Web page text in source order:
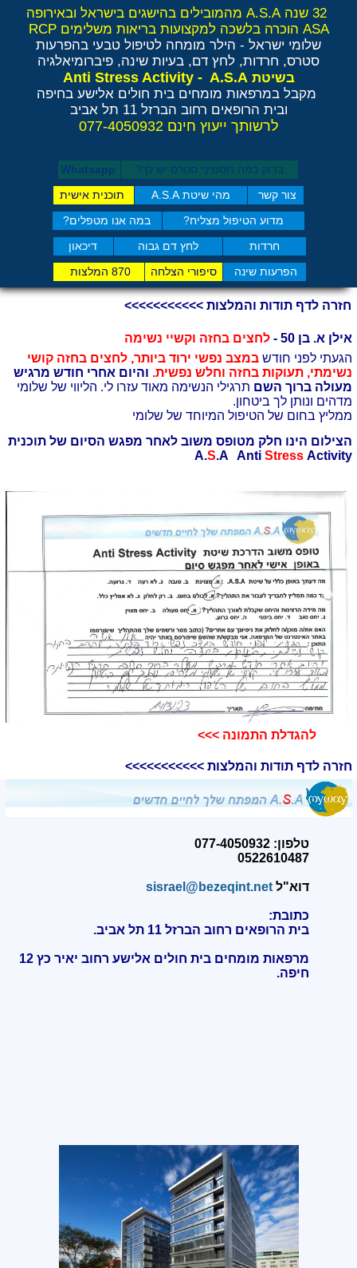
צור קשר מהי שיטת A.S.A תוכנית אישית
חרדות לחץ דם גבוה דיכאון
מדוע הטיפול מצליח? במה אנו מטפלים?
הפרעות שינה סיפורי הצלחה 870 המלצות
בדוק כמה תסמיני סט​רס יש לך? Whatsapp
32 שנה A.S.A מהמובילים בהישגים בישראל ובאירופה
ASA הוכרה בלשכה למקצועות בריאות משלימים RCP
שלומי ישראל - הילר מומחה לטיפול טבעי בהפרעות
סטרס, חרדות, לחץ דם, בעיות שינה, פיברומיאלגיה
בשיטת Anti Stress Activity - A.S.A
מקבל במרפאות מומחים בית חולים אלישע בחיפה
ובית הרופאים רחוב הברזל 11 תל אביב
לרשותך ייעוץ חינם 077-4050932
אילן א. בן 50 -
לחצים בחזה וקשיי נשימה
הגעתי לפני חודשבמצב נפשי ירוד ביותר, לחצים בחזה קושי
נשימתי, תעוקות בחזה וחלש נפשית. והיום אחרי חודש מרגיש
מעולה ברוך השם תרגילי הנשימה מאוד עזרו לי. הליווי של שלומי
מדהים ונותן לך ביטחון.
ממליץ בחום של הטיפול המיוחד של שלומי
הצילום הינו חלק מטופס משוב לאחר מפגש הסיום של תוכנית
A.S.A Anti StressActivity
חזרה לדף תודות והמלצות >>>>>>>>>>>
חזרה לדף תודות והמלצות >>>>>>>>>>>
להגדלת התמונה >>>​
טלפון: 077-4050932
0522610487
דוא"לsisrael@bezeqint.net
כתובת:
בית הרופאים רחוב הברזל 11 תל אביב.
מרפאות מומחים בית חולים אלישע רחוב יאיר כץ 12
חיפה.